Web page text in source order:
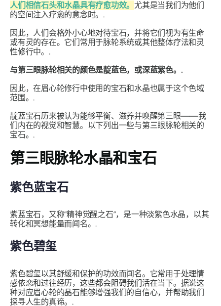
人们相信石头和水晶具有疗愈功效。尤其是当我们为他们
的空间注入疗愈的意念时。.
因此，人们会格外小心地对待宝石，并将它们视为有生命
或有灵的存在。它们常用于脉轮系统或其他整体疗法和灵
性修行中。.
与第三眼脉轮相关的颜色是靛蓝色，或深蓝紫色。.
因此，在眉心轮修行中使用的宝石和水晶也属于这个色域
范围。.
靛蓝宝石历来被认为能够平衡、滋养并唤醒第三眼——我
们内在的视觉和智慧。以下列出一些与第三眼脉轮相关的
宝石。.
第三眼脉轮水晶和宝石
紫色蓝宝石
紫蓝宝石，又称“精神觉醒之石”，是一种淡紫色水晶，以其
转化和冥想能量而闻名。.
紫色碧玺
紫色碧玺以其舒缓和保护的功效而闻名。它常用于处理情
感依恋和过往经历，这些都会阻碍我们活在当下。据说这
种对应眉心轮的晶石能够增强我们的自信心，并帮助我们
探寻人生的真谛。.